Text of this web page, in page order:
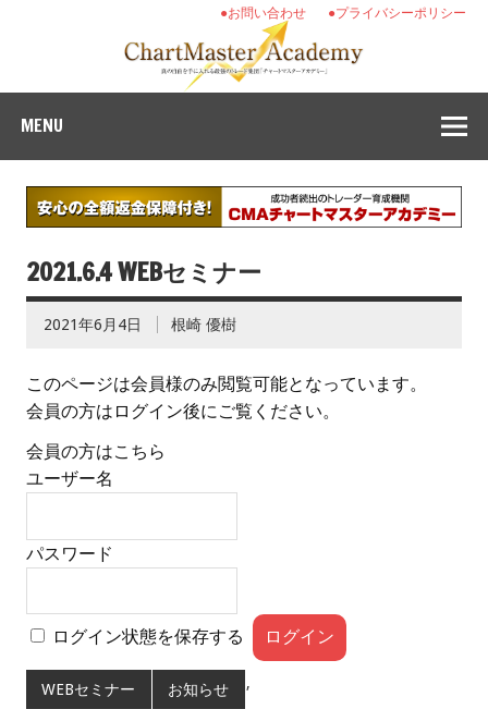
●プライバシーポリシー
●お問い合わせ
MENU
2021.6.4 WEBセミナー
2021年6月4日 根崎 優樹
このページは会員様のみ閲覧可能となっています。
会員の方はログイン後にご覧ください。
会員の方はこちら
ユーザー名
パスワード
ログイン状態を保存する
WEBセミナー ,
お知らせ